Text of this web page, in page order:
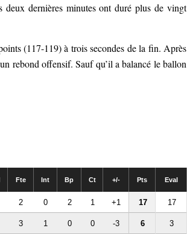
deux dernières minutes ont duré plus de vingt
(117-119) à trois secondes de la fin. Après
rebond offensif. Sauf qu’il a balancé le ballon
Fte Int Bp Ct +/- Pts Eval
2 0 2 1 +1 17 17
3 1 0 0 -3 6 3